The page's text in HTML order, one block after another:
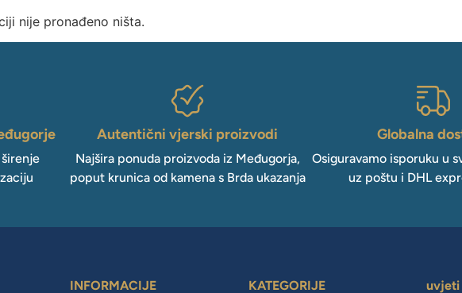
nije pronađeno ništa.
Autentični vjerski proizvodi
Najšira ponuda proizvoda iz Međugorja,
poput krunica od kamena s Brda ukazanja
Globalna
Osiguravamo isporuku u
uz poštu i DHL
INFORMACIJE
KATEGORIJE
uvjeti